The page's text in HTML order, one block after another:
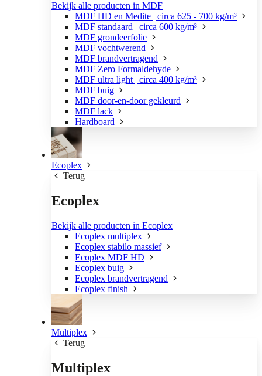
Bekijk alle producten in MDF
MDF HD en Medite | circa 625 - 700 kg/m³
MDF standaard | circa 600 kg/m³
MDF grondeerfolie
MDF vochtwerend
MDF brandvertragend
MDF Zero Formaldehyde
MDF ultra light | circa 400 kg/m³
MDF buig
MDF door-en-door gekleurd
MDF lack
Hardboard
Ecoplex
Terug
Ecoplex
Bekijk alle producten in Ecoplex
Ecoplex multiplex
Ecoplex stabilo massief
Ecoplex MDF HD
Ecoplex buig
Ecoplex brandvertragend
Ecoplex finish
Multiplex
Terug
Multiplex